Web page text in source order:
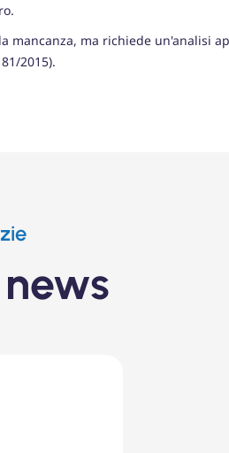
mancanza, ma richiede un'analisi
2015).